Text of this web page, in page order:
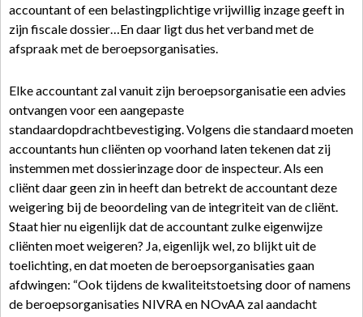
accountant of een belastingplichtige vrijwillig inzage geeft in
zijn fiscale dossier…En daar ligt dus het verband met de
afspraak met de beroepsorganisaties.
Elke accountant zal vanuit zijn beroepsorganisatie een advies
ontvangen voor een aangepaste
standaardopdrachtbevestiging. Volgens die standaard moeten
accountants hun cliënten op voorhand laten tekenen dat zij
instemmen met dossierinzage door de inspecteur. Als een
cliënt daar geen zin in heeft dan betrekt de accountant deze
weigering bij de beoordeling van de integriteit van de cliënt.
Staat hier nu eigenlijk dat de accountant zulke eigenwijze
cliënten moet weigeren? Ja, eigenlijk wel, zo blijkt uit de
toelichting, en dat moeten de beroepsorganisaties gaan
afdwingen: “Ook tijdens de kwaliteitstoetsing door of namens
de beroepsorganisaties NIVRA en NOvAA zal aandacht